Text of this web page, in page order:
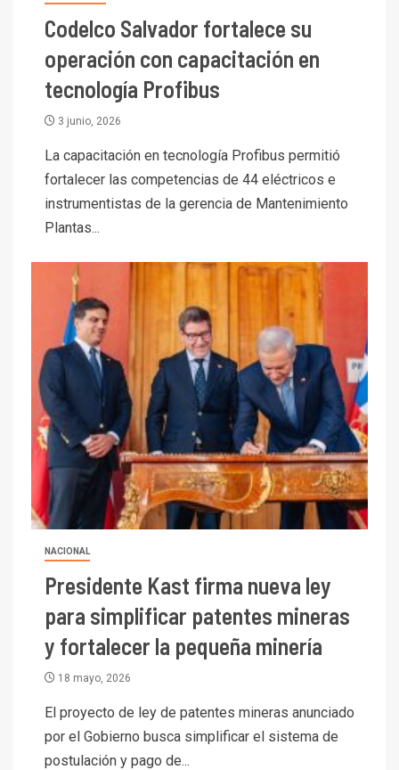
Codelco Salvador fortalece su
operación con capacitación en
tecnología Profibus
3 junio, 2026
La capacitación en tecnología Profibus permitió
fortalecer las competencias de 44 eléctricos e
instrumentistas de la gerencia de Mantenimiento
Plantas...
NACIONAL
Presidente Kast firma nueva ley
para simplificar patentes mineras
y fortalecer la pequeña minería
18 mayo, 2026
El proyecto de ley de patentes mineras anunciado
por el Gobierno busca simplificar el sistema de
postulación y pago de...
3 I+D
Central reporta resultados
dispares en el primer
trimestre
4
Informe bimensual de
Cochilco: precio del cobre
alcanza máximos por escasez
de concentrados
5 I+D
Estudio revela cómo el precio
del cobre y educación superior
se relacionan en zonas
mineras
I+D
cobre cercana a 2 millones de
toneladas tras récord en
Escondida
7 I+D
indicadores financieros